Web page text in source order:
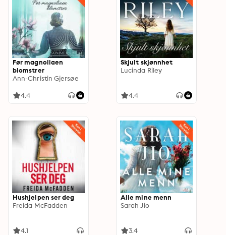
Før magnoliaen
blomstrer
Ann-Christin Gjersøe
4.4
Skjult skjønnhet
Lucinda Riley
4.4
Hushjelpen ser deg
Freida McFadden
4.1
Alle mine menn
Sarah Jio
3.4